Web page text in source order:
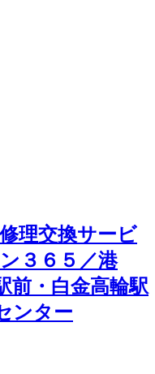
理交換サービ
３６５／港
前・白金高輪駅
ンター